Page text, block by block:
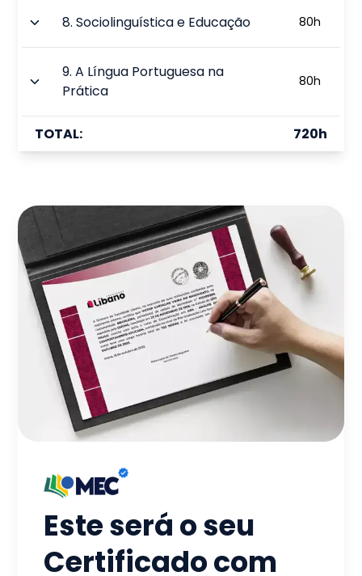
8.Sociolinguística e Educação 80h
9.A Língua Portuguesa na
Prática
80h
TOTAL: 720h
Este será o seu
Certificado com